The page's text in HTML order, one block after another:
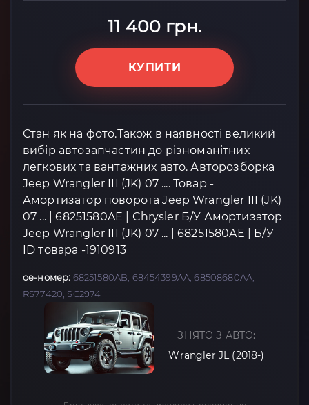
11 400 грн.
КУПИТИ
Стан як на фото.Також в наявності великий
вибір автозапчастин до різноманітних
легкових та вантажних авто. Авторозборка
Jeep Wrangler III (JK) 07 .... Товар -
Амортизатор поворота Jeep Wrangler III (JK)
07 ... | 68251580AE | Chrysler Б/У Амортизатор
Jeep Wrangler III (JK) 07 ... | 68251580AE | Б/У
ID товара -1910913
oe-номер: 68251580AB, 68454399AA, 68508680AA,
RS77420, SC2974
ЗНЯТО З АВТО:
Wrangler JL (2018-)